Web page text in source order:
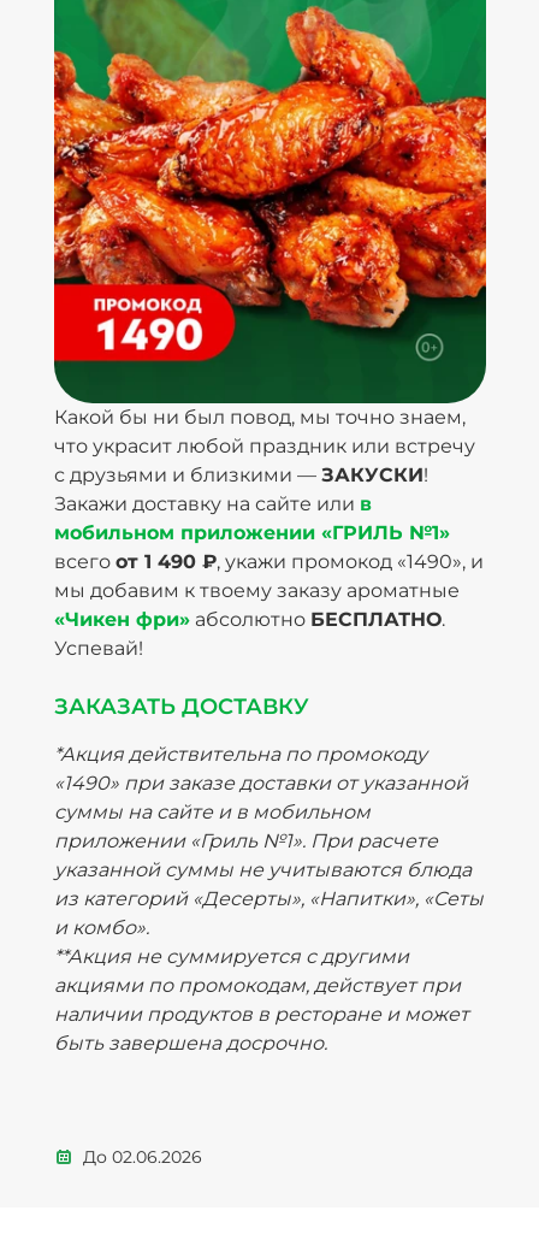
Какой бы ни был повод, мы точно знаем,
что украсит любой праздник или встречу
с друзьями и близкими — ЗАКУСКИ!
Закажи доставку на сайте или в
мобильном приложении «ГРИЛЬ №1»
всего от 1 490 ₽, укажи промокод «1490», и
мы добавим к твоему заказу ароматные
«Чикен фри»абсолютно БЕСПЛАТНО.
Успевай!
ЗАКАЗАТЬ ДОСТАВКУ
*Акция действительна по промокоду
«1490» при заказе доставки от указанной
суммы на сайте и в мобильном
приложении «Гриль №1». При расчете
указанной суммы не учитываются блюда
из категорий «Десерты», «Напитки», «Сеты
и комбо».
**Акция не суммируется с другими
акциями по промокодам, действует при
наличии продуктов в ресторане и может
быть завершена досрочно.
До 02.06.2026